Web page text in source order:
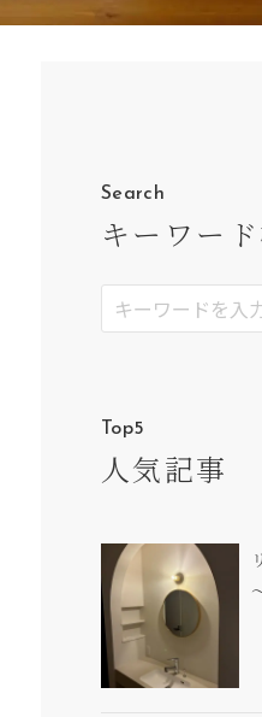
Search
キーワー
Top5
人気記事